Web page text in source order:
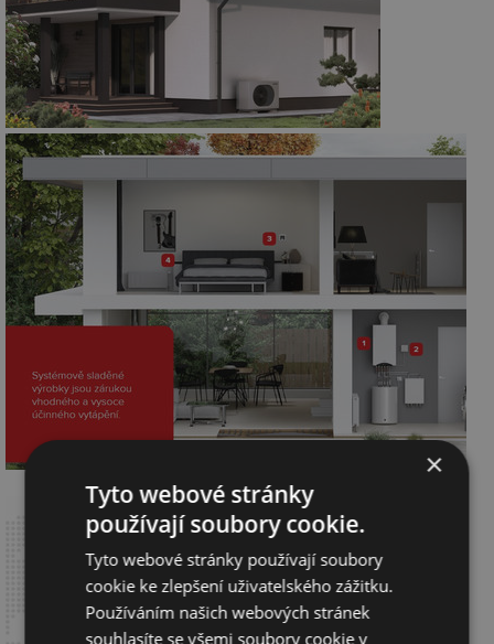
×
Tyto webové stránky
používají soubory cookie.
Tyto webové stránky používají soubory
cookie ke zlepšení uživatelského zážitku.
Používáním našich webových stránek
souhlasíte se všemi soubory cookie v